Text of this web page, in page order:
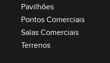
Pavilhões
Pontos Comerciais
Salas Comerciais
Terrenos